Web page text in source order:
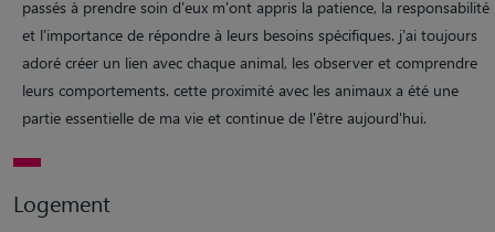
passés à prendre soin d'eux m'ont appris la patience, la responsabilité
et l'importance de répondre à leurs besoins spécifiques. j'ai toujours
adoré créer un lien avec chaque animal, les observer et comprendre
leurs comportements. cette proximité avec les animaux a été une
partie essentielle de ma vie et continue de l'être aujourd'hui.
Logement